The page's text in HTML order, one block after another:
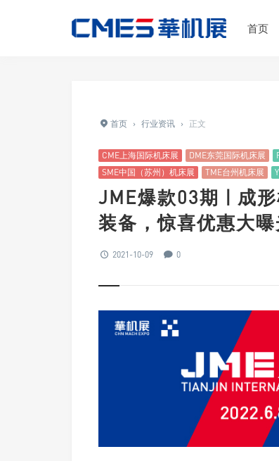
首页
首页 › 行业资讯 › 正文
CME上海国际机床展 DME东莞国际机床展
SME中国（苏州）机床展
TME台州机床展
JME爆款03期 | 成
装备，惊喜优惠大曝
2021-10-09 0